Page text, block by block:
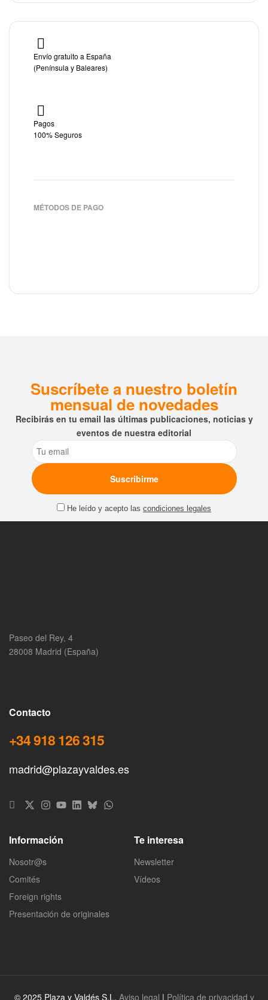
Envío gratuito a España
(Península y Baleares)
Pagos
100% Seguros
MÉTODOS DE PAGO
Suscríbete a nuestro boletín
mensual de novedades
Recibirás en tu email las últimas publicaciones, noticias y
eventos de nuestra editorial
Email
He leído y acepto las condiciones legales
Paseo del Rey, 4
28008 Madrid (España)
Contacto
+34 918 126 315
madrid@plazayvaldes.es
Información
Nosotr@s
Comités
Foreign rights
Presentación de originales
Te interesa
Newsletter
Vídeos
© 2025 Plaza y Valdés S.L. Aviso legal | Política de privacidad y